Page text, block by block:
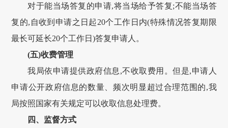
对于能当场答复的申请,将当场给予答复;不能当场答
复的,自收到申请之日起20个工作日内(特殊情况答复期限
最长可延长20个工作日)答复申请人。
(五)收费管理
我局依申请提供政府信息,不收取费用。但是,申请人
申请公开政府信息的数量、频次明显超过合理范围的,我
局按照国家有关规定可以收取信息处理费。
四、监督方式